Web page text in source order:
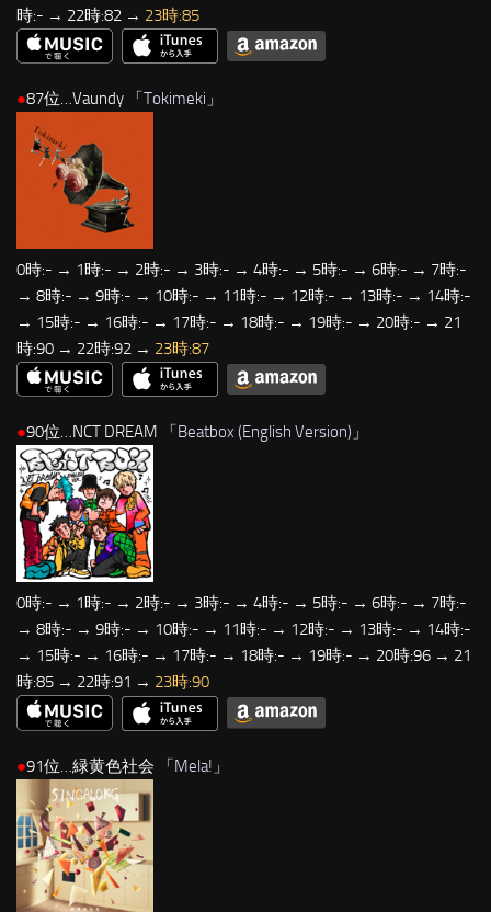
時:- → 22時:82 → 23時:85
●87位…Vaundy 「Tokimeki 」
0時:- → 1時:- → 2時:- → 3時:- → 4時:- → 5時:- → 6時:- → 7時:-
→ 8時:- → 9時:- → 10時:- → 11時:- → 12時:- → 13時:- → 14時:-
→ 15時:- → 16時:- → 17時:- → 18時:- → 19時:- → 20時:- → 21
時:90 → 22時:92 → 23時:87
●90位…NCT DREAM 「 Beatbox (English Version) 」
0時:- → 1時:- → 2時:- → 3時:- → 4時:- → 5時:- → 6時:- → 7時:-
→ 8時:- → 9時:- → 10時:- → 11時:- → 12時:- → 13時:- → 14時:-
→ 15時:- → 16時:- → 17時:- → 18時:- → 19時:- → 20時:96 → 21
時:85 → 22時:91 → 23時:90
●91位…緑黄色社会 「Mela! 」